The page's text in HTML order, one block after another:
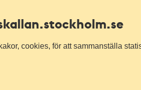
.stockholm.se
cookies, för att sammanställa